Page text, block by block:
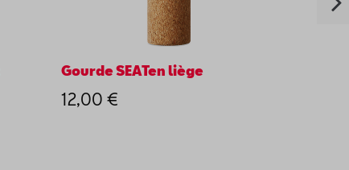
Gourde SEATen liège
12,00 €